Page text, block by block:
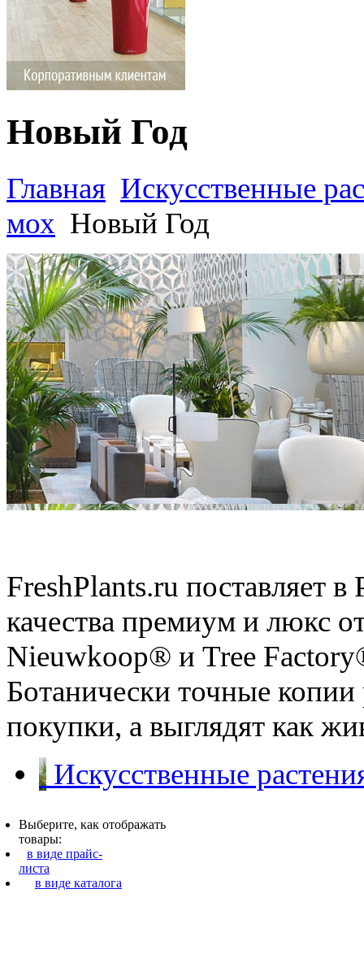
Новый Год
Главная Искусственные
мох Новый Год
FreshPlants.ru поставляет
качества премиум и люкс
Nieuwkoop® и Tree
Ботанически точные
покупки, а выглядят как
Искусственные
Выберите, как отображать
товары:
в виде прайс-
листа
в виде каталога